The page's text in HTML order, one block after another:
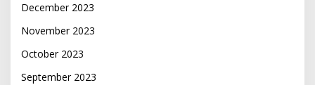
December 2023
November 2023
October 2023
September 2023